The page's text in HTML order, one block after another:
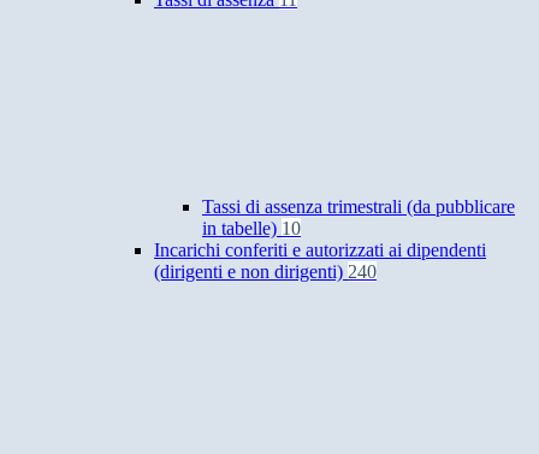
Tassi di assenza trimestrali (da pubblicare
in tabelle) 10
Incarichi conferiti e autorizzati ai dipendenti
(dirigenti e non dirigenti) 240